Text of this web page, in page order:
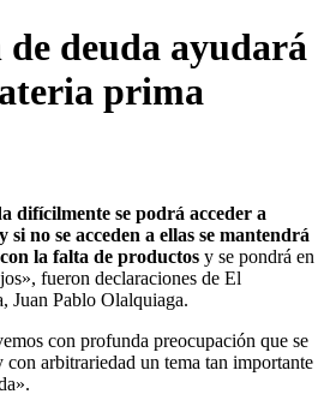
de deuda ayudará
prima
difícilmente se podrá acceder a
no se acceden a ellas se mantendrá
la falta de productos y se pondrá en
fueron declaraciones de El
Juan Pablo Olalquiaga.
con profunda preocupación que se
arbitrariedad un tema tan importante